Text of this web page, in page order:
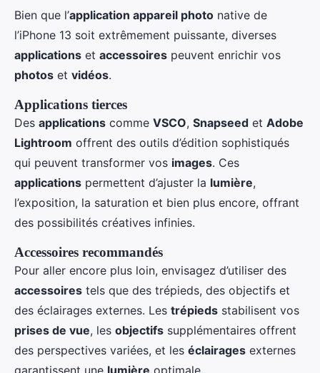
Bien que l’application appareil photo native de
l’iPhone 13 soit extrêmement puissante, diverses
applications et accessoires peuvent enrichir vos
photos et vidéos.
Applications tierces
Des applications comme VSCO, Snapseed et Adobe
Lightroom offrent des outils d’édition sophistiqués
qui peuvent transformer vos images. Ces
applications permettent d’ajuster la lumière,
l’exposition, la saturation et bien plus encore, offrant
des possibilités créatives infinies.
Accessoires recommandés
Pour aller encore plus loin, envisagez d’utiliser des
accessoires tels que des trépieds, des objectifs et
des éclairages externes. Les trépieds stabilisent vos
prises de vue, les objectifs supplémentaires offrent
des perspectives variées, et les éclairages externes
garantissent une lumière optimale.